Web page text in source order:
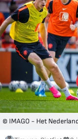
© IMAGO - Het